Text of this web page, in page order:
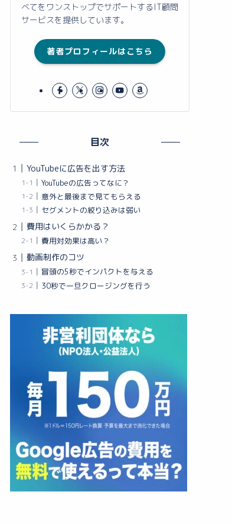
べてをワンストップでサポートするIT顧問
サービスを提供しています。
著者プロフィールはこちら
目次
YouTubeに広告を出す方法
YouTubeの広告ってなに？
意外と最後まで見てもらえる
セグメントの絞り込みは弱い
費用はいくらかかる？
費用対効果は高い？
動画制作のコツ
冒頭の5秒でインパクトを与える
30秒で一旦クロージングを行う